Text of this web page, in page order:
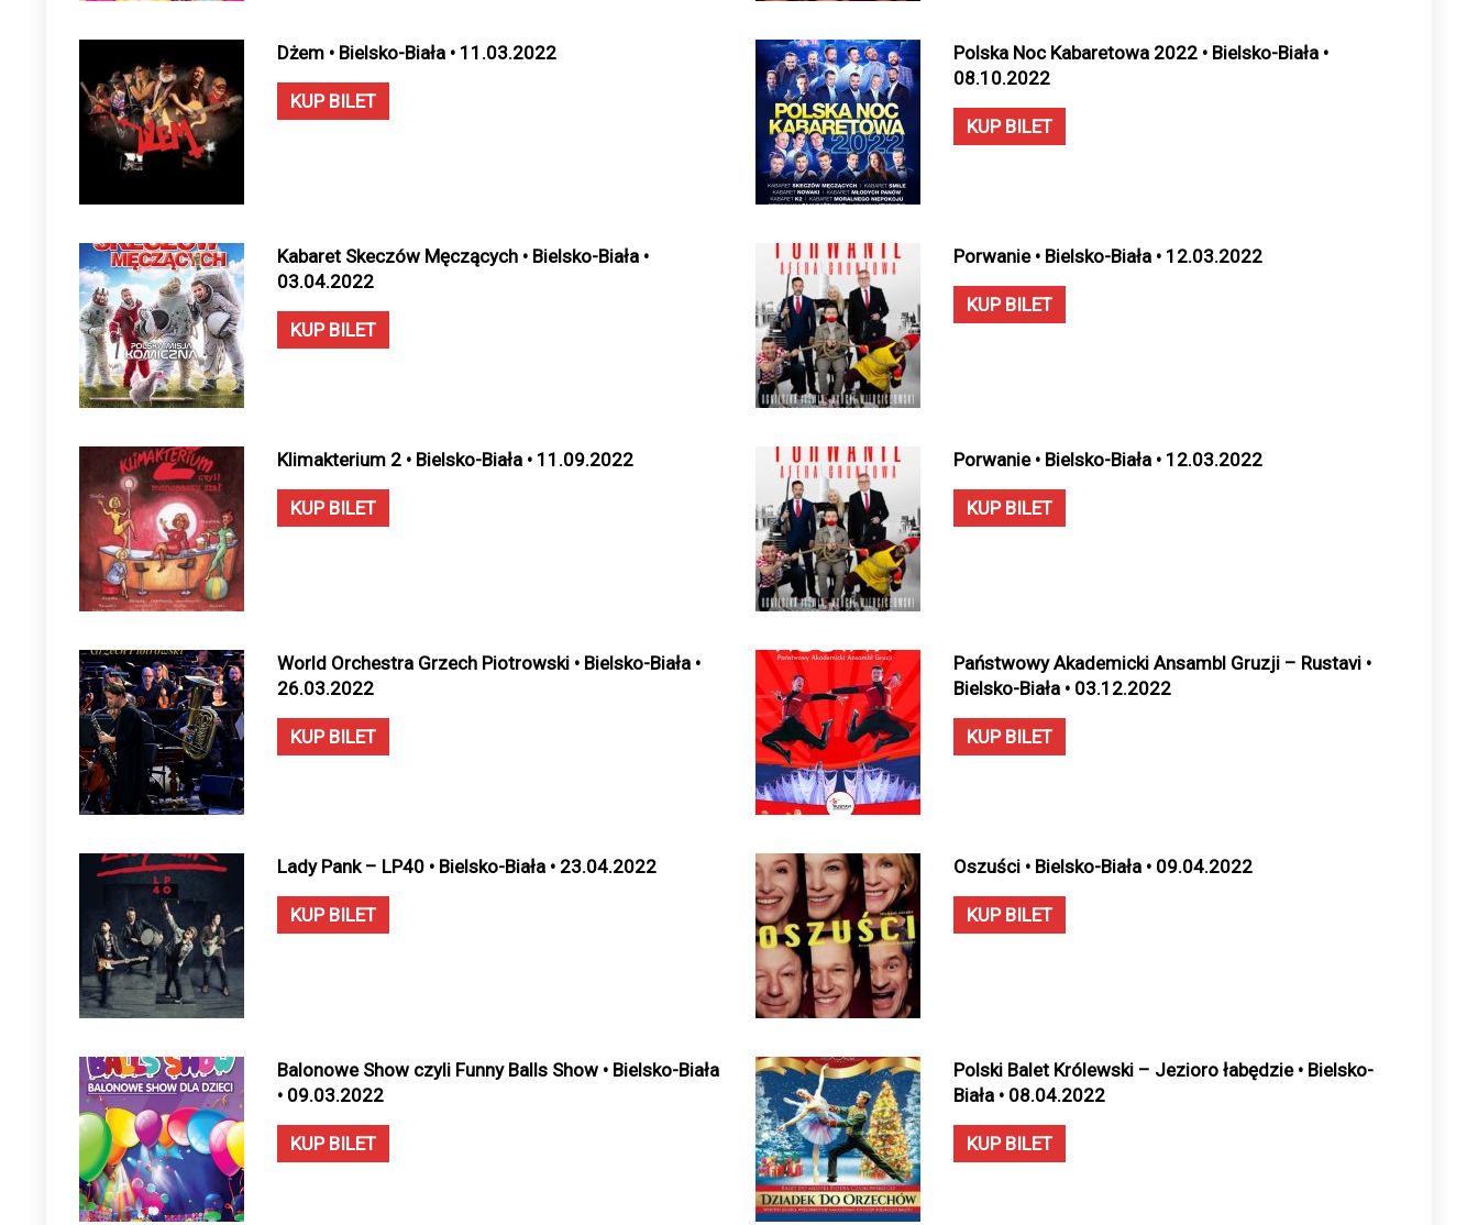
Dżem • Bielsko-Biała • 11.03.2022
KUP BILET
Polska Noc Kabaretowa 2022 • Bielsko-Biała •
08.10.2022
KUP BILET
Kabaret Skeczów Męczących • Bielsko-Biała •
03.04.2022
KUP BILET
Porwanie • Bielsko-Biała • 12.03.2022
KUP BILET
Klimakterium 2 • Bielsko-Biała • 11.09.2022
KUP BILET
Porwanie • Bielsko-Biała • 12.03.2022
KUP BILET
World Orchestra Grzech Piotrowski • Bielsko-Biała •
26.03.2022
KUP BILET
Państwowy Akademicki Ansambl Gruzji – Rustavi •
Bielsko-Biała • 03.12.2022
KUP BILET
Lady Pank – LP40 • Bielsko-Biała • 23.04.2022
KUP BILET
Oszuści • Bielsko-Biała • 09.04.2022
KUP BILET
Balonowe Show czyli Funny Balls Show • Bielsko-Biała
• 09.03.2022
KUP BILET
Polski Balet Królewski – Jezioro łabędzie • Bielsko-
Biała • 08.04.2022
KUP BILET